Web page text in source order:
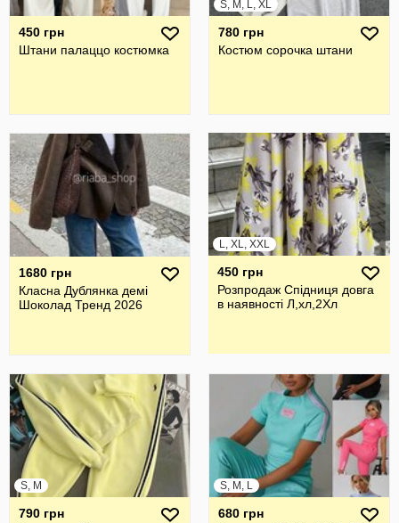
450 грн
Штани палаццо костюмка
S, M, L, XL
780 грн
Костюм сорочка штани
1680 грн
Класна Дублянка демі
Шоколад Тренд 2026
L, XL, XXL
450 грн
Розпродаж Спідниця довга
в наявності Л,хл,2Хл
S, M
790 грн
S, M, L
680 грн